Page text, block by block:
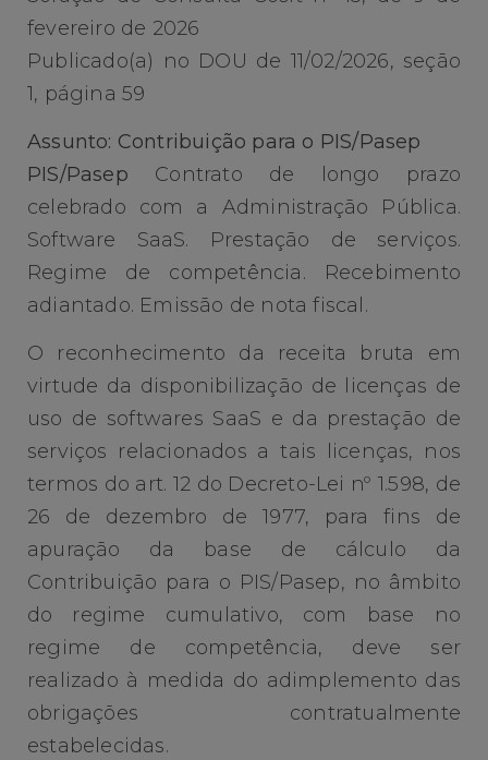
fevereiro de 2026
Publicado(a) no DOU de 11/02/2026, seção
1, página 59
Assunto: Contribuição para o PIS/Pasep
PIS/Pasep Contrato de longo prazo
celebrado com a Administração Pública.
Software SaaS. Prestação de serviços.
Regime de competência. Recebimento
adiantado. Emissão de nota fiscal.
O reconhecimento da receita bruta em
virtude da disponibilização de licenças de
uso de softwares SaaS e da prestação de
serviços relacionados a tais licenças, nos
termos do art. 12 do Decreto-Lei nº 1.598, de
26 de dezembro de 1977, para fins de
apuração da base de cálculo da
Contribuição para o PIS/Pasep, no âmbito
do regime cumulativo, com base no
regime de competência, deve ser
realizado à medida do adimplemento das
obrigações contratualmente
estabelecidas.